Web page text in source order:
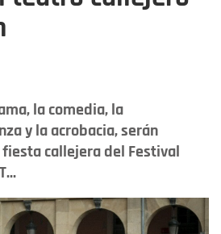
la comedia, la
y la acrobacia, serán
callejera del Festival